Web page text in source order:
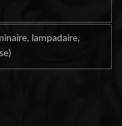
lampadaire,